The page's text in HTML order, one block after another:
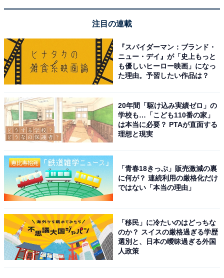
注目の連載
『スパイダーマン：ブランド・
ニュー・デイ』が「史上もっと
も優しいヒーロー映画」になっ
た理由。予習したい作品は？
20年間「駆け込み実績ゼロ」の
学校も…「こども110番の家」
は本当に必要？ PTAが直面する
理想と現実
「青春18きっぷ」販売激減の裏
に何が？ 連続利用の厳格化だけ
ではない「本当の理由」
「移民」に冷たいのはどっちな
のか？ スイスの厳格過ぎる学歴
選別と、日本の曖昧過ぎる外国
人政策